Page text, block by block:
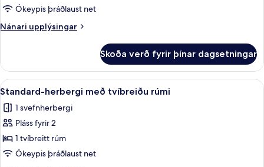
Ókeypis þráðlaust net
Nánari upplýsingar
Nánari
herbergi
Skoða verð fyrir þínar dagsetningar
Skoða
allar
myndir
fyrir
Standard-
herbergi
Standard-herbergi með tvíbreiðu
7
Standard-herbergi með tvíbreiðu rúmi
1 svefnherbergi
Pláss fyrir 2
1 tvíbreitt rúm
Ókeypis þráðlaust net